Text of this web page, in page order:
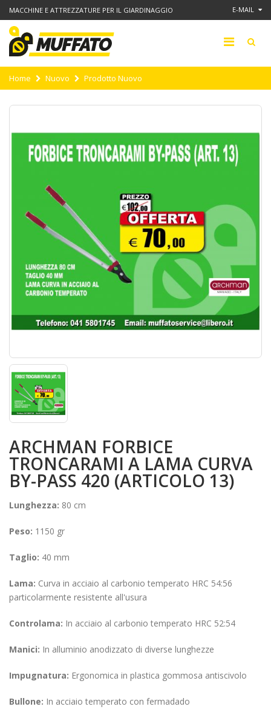
MACCHINE E ATTREZZATURE PER IL GIARDINAGGIO E-MAIL
Home Nuovo Prodotto Nuovo
ARCHMAN FORBICE
TRONCARAMI A LAMA CURVA
BY-PASS 420 (ARTICOLO 13)
Lunghezza: 80 cm
Peso: 1150 gr
Taglio: 40 mm
Lama: Curva in acciaio al carbonio temperato HRC 54:56
particolarmente resistente all'usura
Controlama: In acciaio al carbonio temperato HRC 52:54
Manici: In alluminio anodizzato di diverse lunghezze
Impugnatura: Ergonomica in plastica gommosa antiscivolo
Bullone: In acciaio temperato con fermadado